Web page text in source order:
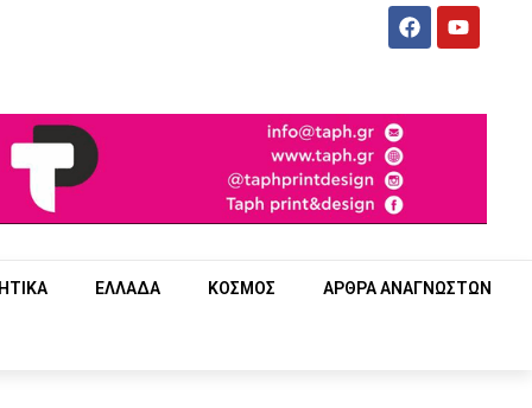
ΕΛΛΑΔΑ ΚΟΣΜΟΣ ΑΡΘΡΑ ΑΝΑΓΝΩΣΤΩΝ